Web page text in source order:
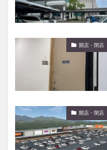
開店・閉店
開店・閉店